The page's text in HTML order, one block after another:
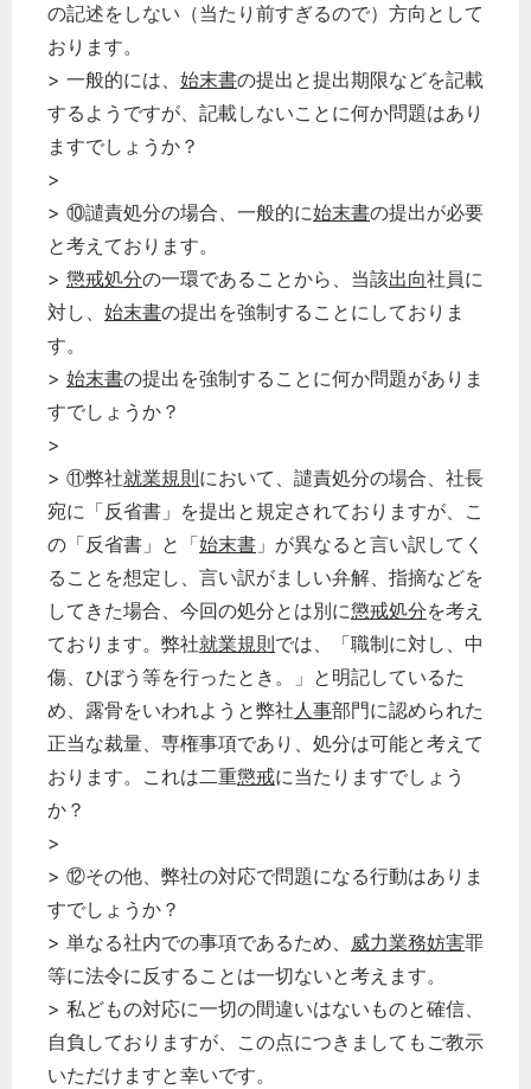
の記述をしない（当たり前すぎるので）方向として
おります。
> 一般的には、 始末書の提出と提出期限などを記載
するようですが、記載しないことに何か問題はあり
ますでしょうか？
>
> ⑩譴責処分の場合、一般的に始末書の提出が必要
と考えております。
> 懲戒処分の一環であることから、当該出向社員に
対し、 始末書の提出を強制することにしておりま
す。
> 始末書の提出を強制することに何か問題がありま
すでしょうか？
>
> ⑪弊社就業規則において、譴責処分の場合、社長
宛に「反省書」を提出と規定されておりますが、こ
の「反省書」と「始末書 」が異なると言い訳してく
ることを想定し、言い訳がましい弁解、指摘などを
してきた場合、今回の処分とは別に懲戒処分を考え
ております。弊社就業規則では、「職制に対し、中
傷、ひぼう等を行ったとき。」と明記しているた
め、露骨をいわれようと弊社人事部門に認められた
正当な裁量、専権事項であり、処分は可能と考えて
おります。これは二重懲戒に当たりますでしょう
か？
>
> ⑫その他、弊社の対応で問題になる行動はありま
すでしょうか？
> 単なる社内での事項であるため、 威力業務妨害罪
等に法令に反することは一切ないと考えます。
> 私どもの対応に一切の間違いはないものと確信、
自負しておりますが、この点につきましてもご教示
いただけますと幸いです。